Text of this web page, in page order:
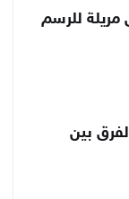
مريلة للرسم
بين